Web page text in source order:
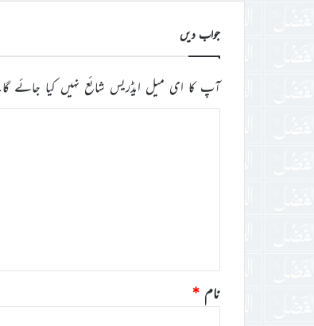
جواب دیں
آپ کا ای میل ایڈریس شائع نہیں کیا جائے
نام *